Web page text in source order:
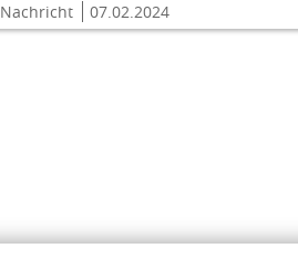
Nachricht 07.02.2024